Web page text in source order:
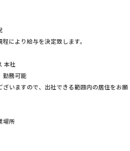
により給与を決定致します。
本社
勤務可能
ざいますので、出社できる範囲内の居住をお願
場所